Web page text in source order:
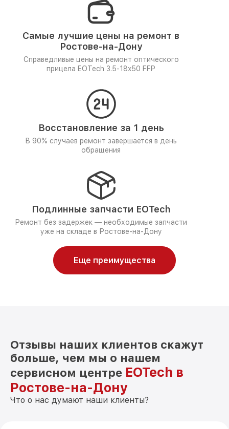
Самые лучшие цены на ремонт в
Ростове-на-Дону
Справедливые цены на ремонт оптического
прицела EOTech 3.5-18x50 FFP
Восстановление за 1 день
В 90% случаев ремонт завершается в день
обращения
Подлинные запчасти EOTech
Ремонт без задержек — необходимые запчасти
уже на складе в Ростове-на-Дону
Еще преимущества
Отзывы наших клиентов скажут
больше, чем мы о нашем
сервисном центре EOTech в
Ростове-на-Дону
Что о нас думают наши клиенты?